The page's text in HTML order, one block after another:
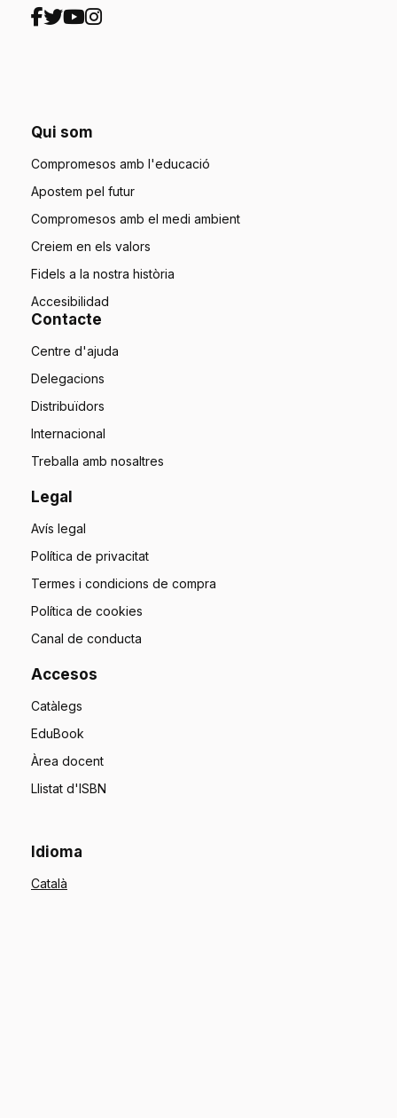
Qui som
Compromesos amb l'educació
Apostem pel futur
Compromesos amb el medi ambient
Creiem en els valors
Fidels a la nostra història
Accesibilidad
Contacte
Centre d'ajuda
Delegacions
Distribuïdors
Internacional
Treballa amb nosaltres
Legal
Avís legal
Política de privacitat
Termes i condicions de compra
Política de cookies
Canal de conducta
Accesos
Catàlegs
EduBook
Àrea docent
Llistat d'ISBN
Idioma